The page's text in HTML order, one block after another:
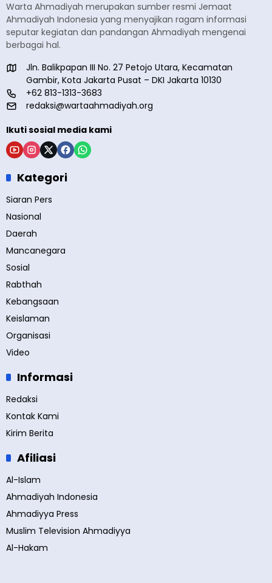
Warta Ahmadiyah merupakan sumber resmi Jemaat
Ahmadiyah Indonesia yang menyajikan ragam informasi
seputar kegiatan dan pandangan Ahmadiyah mengenai
berbagai hal.
Jln. Balikpapan III No. 27 Petojo Utara, Kecamatan
Gambir, Kota Jakarta Pusat – DKI Jakarta 10130
+62 813-1313-3683
redaksi@wartaahmadiyah.org
Ikuti sosial media kami
Kategori
Siaran Pers
Nasional
Daerah
Mancanegara
Sosial
Rabthah
Kebangsaan
Keislaman
Organisasi
Video
Informasi
Redaksi
Kontak Kami
Kirim Berita
Afiliasi
Al-Islam
Ahmadiyah Indonesia
Ahmadiyya Press
Muslim Television Ahmadiyya
Al-Hakam